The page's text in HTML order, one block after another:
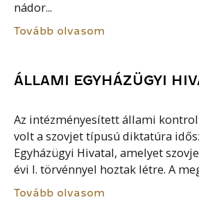
nádor...
Tovább olvasom
ÁLLAMI EGYHÁZÜGYI
Az intézményesített állami
volt a szovjet típusú diktatúra
Egyházügyi Hivatal, amelyet
évi I. törvénnyel hoztak létre. A
Tovább olvasom